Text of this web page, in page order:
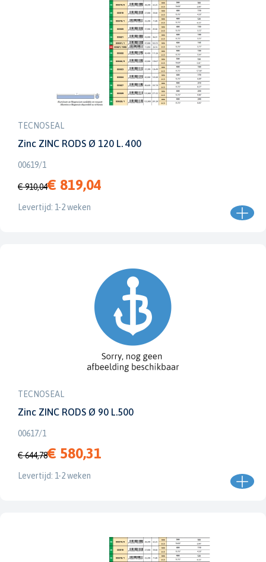
TECNOSEAL
Zinc ZINC RODS Ø 120 L. 400
00619/1
€ 910,04€ 819,04
Levertijd: 1-2 weken
TECNOSEAL
Zinc ZINC RODS Ø 90 L.500
00617/1
€ 644,78€ 580,31
Levertijd: 1-2 weken